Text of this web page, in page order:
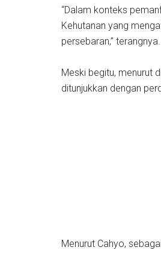
“Dalam konteks
Kehutanan yang
persebaran,” terangnya.
Meski begitu, menurut
ditunjukkan dengan
Menurut Cahyo,